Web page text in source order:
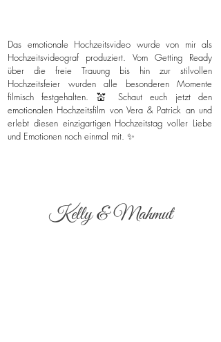
Das emotionale Hochzeitsvideo wurde von mir als
Hochzeitsvideograf produziert. Vom Getting Ready
über die freie Trauung bis hin zur stilvollen
Hochzeitsfeier wurden alle besonderen Momente
filmisch festgehalten. 💒 Schaut euch jetzt den
emotionalen Hochzeitsfilm von Vera & Patrick an und
erlebt diesen einzigartigen Hochzeitstag voller Liebe
und Emotionen noch einmal mit. ✨
Kelly & Mahmut